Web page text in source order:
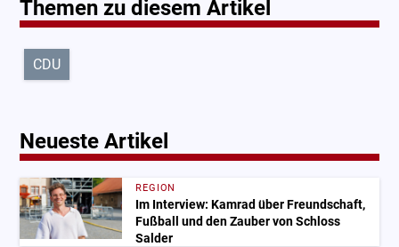
Themen zu diesem Artikel
CDU
Neueste Artikel
REGION
Im Interview: Kamrad über Freundschaft,
Fußball und den Zauber von Schloss
Salder